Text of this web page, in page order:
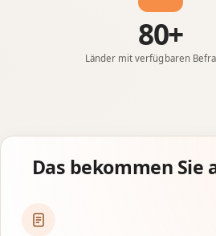
80+
Länder mit verfügbaren
Das bekommen Sie